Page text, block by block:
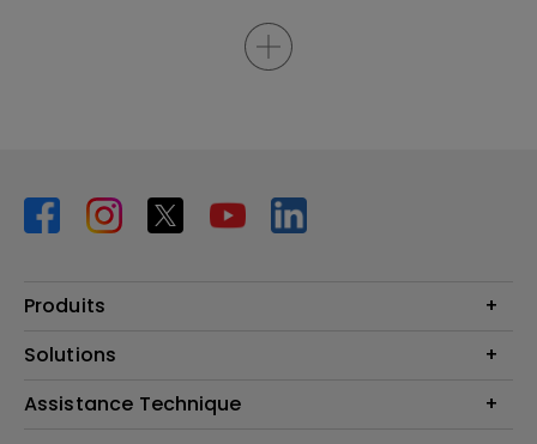
Produits
Vidéoprojecteurs
Éclairage
Solutions
Business Display
Assistance Technique